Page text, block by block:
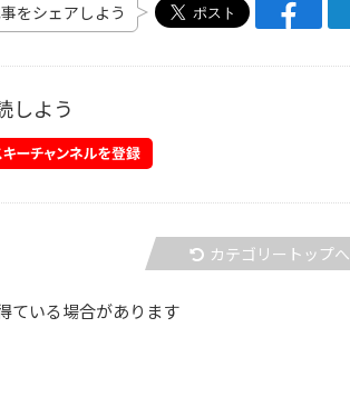
をシェアしよう
しよう
カテゴリートップへ
ている場合があります